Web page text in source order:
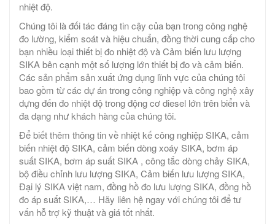
nhiệt độ.
Chúng tôi là đối tác đáng tin cậy của bạn trong công nghệ
đo lường, kiểm soát và hiệu chuẩn, đồng thời cung cấp cho
bạn nhiều loại thiết bị đo nhiệt độ và Cảm biến lưu lượng
SIKA bên cạnh một số lượng lớn thiết bị đo và cảm biến.
Các sản phẩm sản xuất ứng dụng lĩnh vực của chúng tôi
bao gồm từ các dự án trong công nghiệp và công nghệ xây
dựng đến đo nhiệt độ trong động cơ diesel lớn trên biển và
đa dạng như khách hàng của chúng tôi.
Để biết thêm thông tin về nhiệt kế công nghiệp SIKA, cảm
biến nhiệt độ SIKA, cảm biến dòng xoáy SIKA, bơm áp
suất SIKA, bơm áp suất SIKA , công tắc dòng chảy SIKA,
bộ điều chỉnh lưu lượng SIKA, Cảm biến lưu lượng SIKA,
Đại lý SIKA việt nam, đồng hồ đo lưu lượng SIKA, đồng hồ
đo áp suất SIKA,… Hãy liên hệ ngay với chúng tôi để tư
vấn hỗ trợ kỹ thuật và giá tốt nhất.